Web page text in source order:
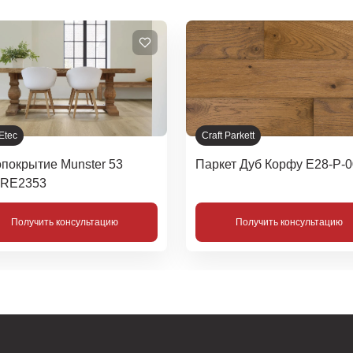
Дуб Корфу Е28-Р-007
Получить консультацию
Нанопокрытие Millau
Получить консультацию